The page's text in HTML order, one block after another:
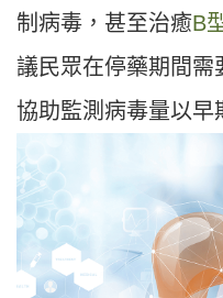
制病毒，甚至治癒B
議民眾在停藥期間需
協助監測病毒量以早